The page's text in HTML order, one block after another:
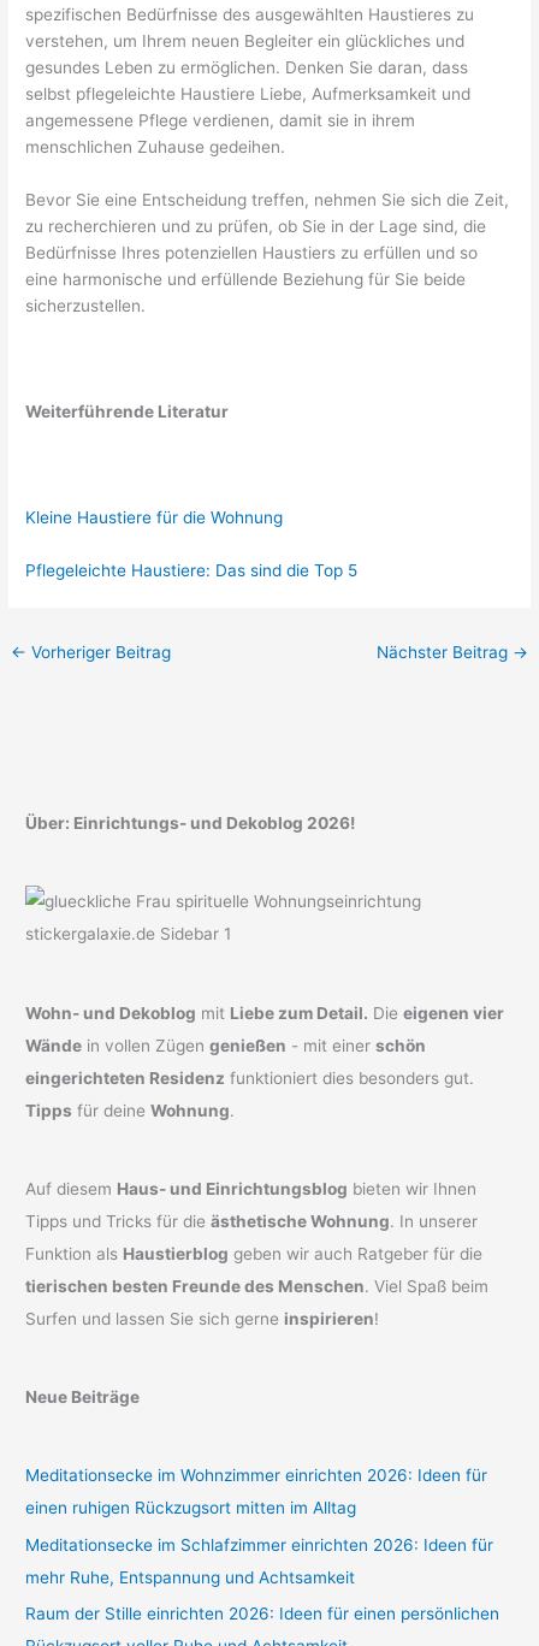
spezifischen Bedürfnisse des ausgewählten Haustieres zu
verstehen, um Ihrem neuen Begleiter ein glückliches und
gesundes Leben zu ermöglichen. Denken Sie daran, dass
selbst pflegeleichte Haustiere Liebe, Aufmerksamkeit und
angemessene Pflege verdienen, damit sie in ihrem
menschlichen Zuhause gedeihen.
Bevor Sie eine Entscheidung treffen, nehmen Sie sich die Zeit,
zu recherchieren und zu prüfen, ob Sie in der Lage sind, die
Bedürfnisse Ihres potenziellen Haustiers zu erfüllen und so
eine harmonische und erfüllende Beziehung für Sie beide
sicherzustellen.
Weiterführende Literatur
Kleine Haustiere für die Wohnung
Pflegeleichte Haustiere: Das sind die Top 5
← Vorheriger Beitrag Nächster Beitrag →
Über: Einrichtungs- und Dekoblog 2026!
Wohn- und Dekoblog mit Liebe zum Detail. Dieeigenen vier
Wände in vollen Zügengenießen - mit einerschön
eingerichteten Residenz funktioniert dies besonders gut.
Tipps für deineWohnung.
Auf diesem Haus- und Einrichtungsblog bieten wir Ihnen
Tipps und Tricks für dieästhetische Wohnung. In unserer
Funktion als Haustierblog geben wir auch Ratgeber für die
tierischen besten Freunde des Menschen. Viel Spaß beim
Surfen und lassen Sie sich gerne inspirieren!
Neue Beiträge
Meditationsecke im Wohnzimmer einrichten 2026: Ideen für
einen ruhigen Rückzugsort mitten im Alltag
Meditationsecke im Schlafzimmer einrichten 2026: Ideen für
mehr Ruhe, Entspannung und Achtsamkeit
Raum der Stille einrichten 2026: Ideen für einen persönlichen